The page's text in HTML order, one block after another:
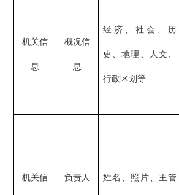
机关信
息
概况信
息
经济、社会、历
史、地理、人文、
行政区划等
机关信 负责人 姓名、照片、主管